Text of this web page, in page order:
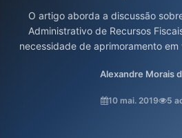
O artigo aborda a discussão
Administrativo de Recursos
necessidade de aprimoramento
propõem a adoção de tecnologias da
extenso backlog de processos.
Alexandre Morais
10 mai. 2019 5